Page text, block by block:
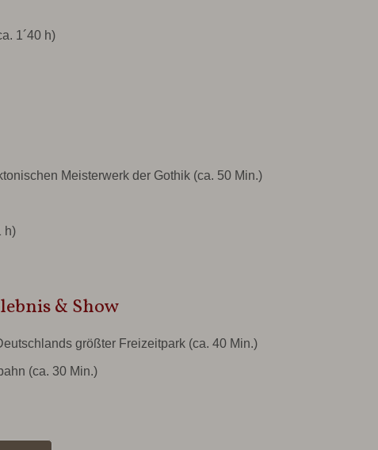
1´40 h)
Meisterwerk der Gothik (ca. 50 Min.)
h)
& Show
größter Freizeitpark(ca. 40 Min.)
(ca. 30 Min.)